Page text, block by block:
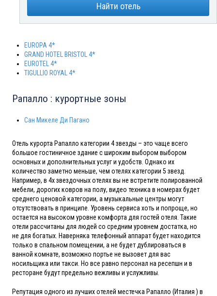
Найти отель
EUROPA 4*
GRAND HOTEL BRISTOL 4*
EUROTEL 4*
TIGULLIO ROYAL 4*
Рапалло : курортные зоны
Сан Микеле Ди Пагано
Отель курорта Рапалло категории 4 звезды – это чаще всего
большое гостиничное здание с широким выбором выбором
основных и дополнительных услуг и удобств. Однако их
количество заметно меньше, чем отелях категории 5 звезд.
Например, в 4х звездочных отелях вы не встретите полированной
мебели, дорогих ковров на полу, видео техника в номерах будет
среднего ценовой категории, а музыкальные центры могут
отсутствовать в принципе. Уровень сервиса хоть и попроще, но
остается на высоком уровне комфорта для гостей отеля. Такие
отели рассчитаны для людей со средним уровнем достатка, но
не для богатых. Наверняка телефонный аппарат будет находится
только в спальном помещении, а не будет дублироваться в
ванной комнате, возможно портье не вызовет для вас
носильщика или такси. Но все равно персонал на ресепшн и в
ресторане будут предельно вежливы и услужливы.
Репутация одного из лучших отелей местечка Рапалло (Италия ) в